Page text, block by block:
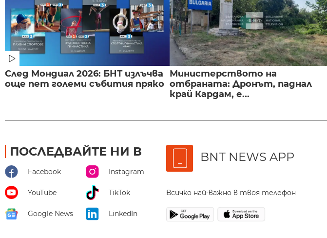
След Мондиал 2026: БНТ излъчва
още пет големи събития пряко
Министерството на
отбраната: Дронът, паднал
край Кардам, е...
ПОСЛЕДВАЙТЕ НИ В
Facebook Instagram
YouTube TikTok
Google News LinkedIn
BNT NEWS APP
Всичко най-важно в твоя телефон